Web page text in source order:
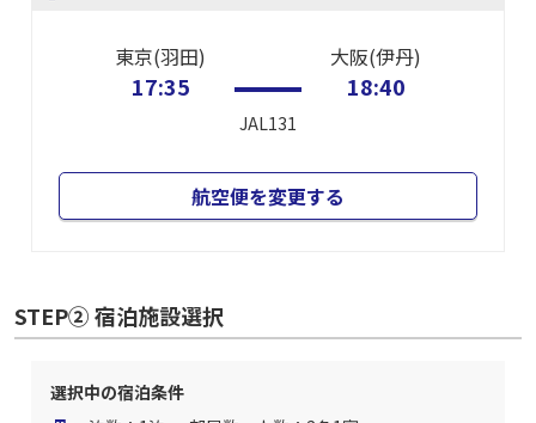
東京(羽田)
17:35
JAL131
大阪(伊丹)
18:40
航空便を変更する
STEP② 宿泊施設選択
選択中の宿泊条件